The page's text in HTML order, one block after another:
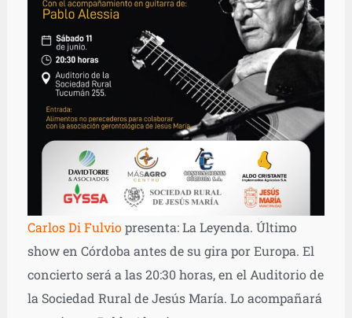
Carlos Di Fulviopresenta: La Leyenda. Último
show en Córdoba antes de su gira por Europa. El
concierto será a las 20:30 horas, en el Auditorio de
la Sociedad Rural de Jesús María. Lo acompañará